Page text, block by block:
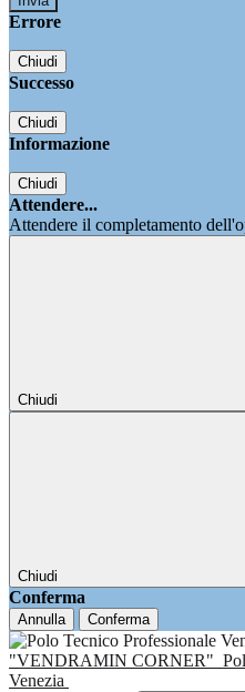
Errore
Chiudi
Successo
Chiudi
Informazione
Chiudi
Attendere...
Attendere il completamento
Chiudi
Chiudi
Conferma
Annulla Conferma
"VENDRAMIN CORNER"
Venezia